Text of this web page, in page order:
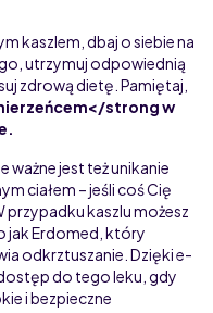
kaszlem, dbaj o siebie na
utrzymuj odpowiednią
zdrową dietę. Pamiętaj,
strong w
ważne jest też unikanie
ciałem – jeśli coś Cię
przypadku kaszlu możesz
jak Erdomed, który
odkrztuszanie. Dzięki e-
do tego leku, gdy
i bezpieczne